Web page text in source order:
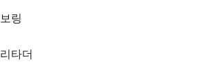
보링
리타더